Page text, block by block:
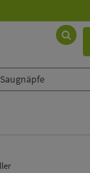
Saugnäpfe